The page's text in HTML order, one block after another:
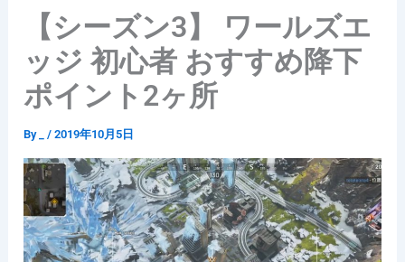
【シーズン3】 ワールズエ
ッジ 初心者 おすすめ降下
ポイント2ヶ所
By _/2019年10月5日